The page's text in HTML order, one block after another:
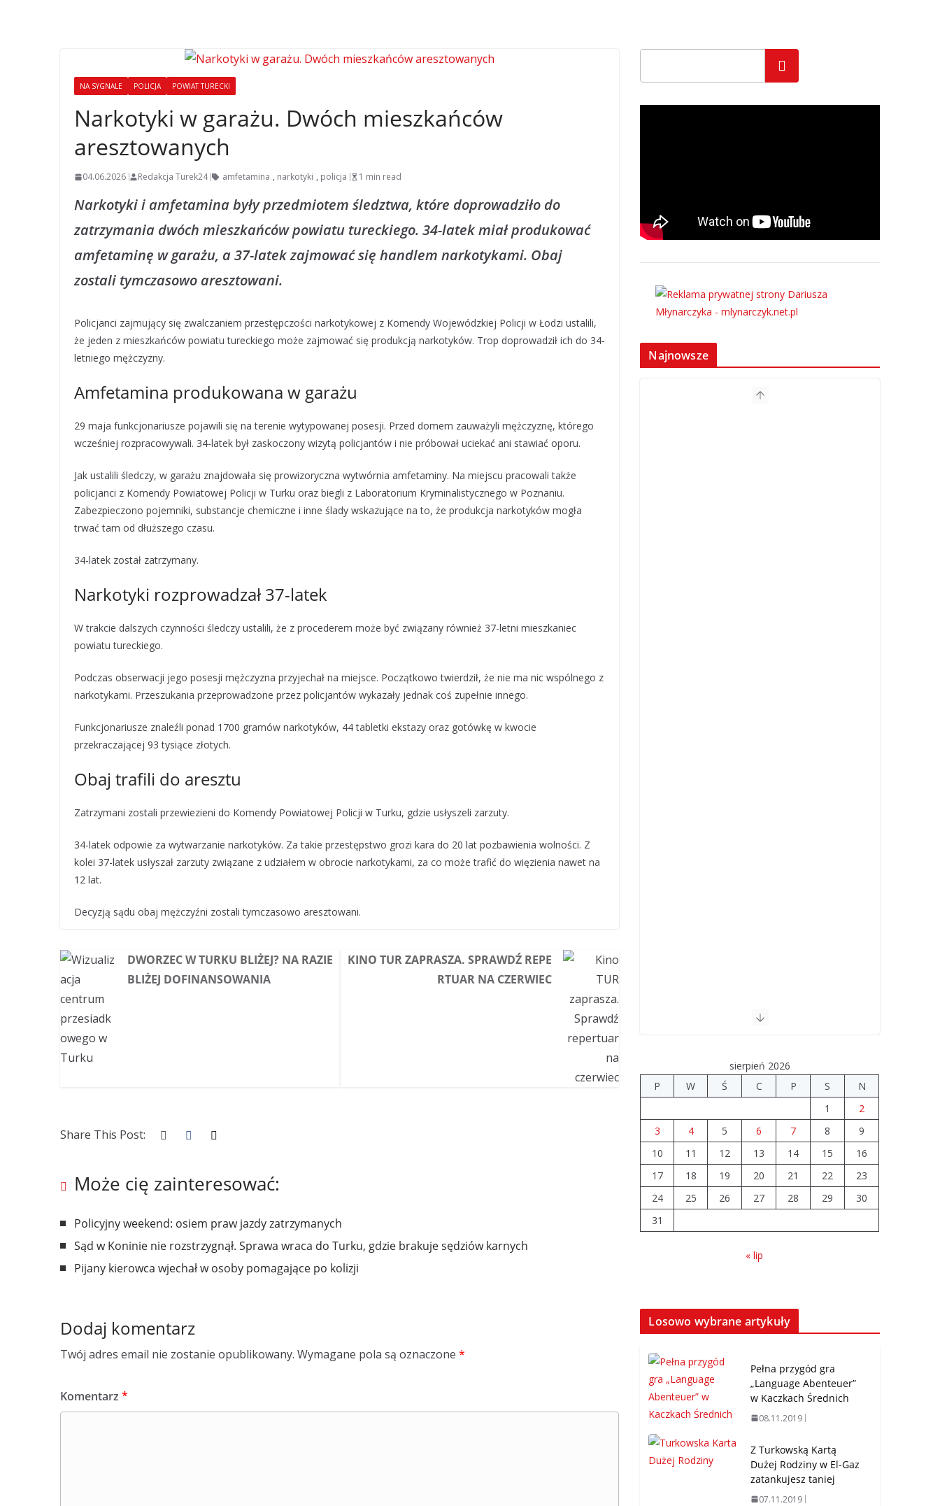
NA SYGNALE POLICJA POWIAT TURECKI
Narkotyki w garażu. Dwóch mieszkańców
aresztowanych
04.06.2026 Redakcja Turek24 amfetamina , narkotyki , policja 1 min read
Narkotyki i amfetamina były przedmiotem śledztwa, które doprowadziło do
zatrzymania dwóch mieszkańców powiatu tureckiego. 34-latek miał produkować
amfetaminę w garażu, a 37-latek zajmować się handlem narkotykami. Obaj
zostali tymczasowo aresztowani.
Policjanci zajmujący się zwalczaniem przestępczości narkotykowej z Komendy Wojewódzkiej Policji w Łodzi ustalili,
że jeden z mieszkańców powiatu tureckiego może zajmować się produkcją narkotyków. Trop doprowadził ich do 34-
letniego mężczyzny.
Amfetamina produkowana w garażu
29 maja funkcjonariusze pojawili się na terenie wytypowanej posesji. Przed domem zauważyli mężczyznę, którego
wcześniej rozpracowywali. 34-latek był zaskoczony wizytą policjantów i nie próbował uciekać ani stawiać oporu.
Jak ustalili śledczy, w garażu znajdowała się prowizoryczna wytwórnia amfetaminy. Na miejscu pracowali także
policjanci z Komendy Powiatowej Policji w Turku oraz biegli z Laboratorium Kryminalistycznego w Poznaniu.
Zabezpieczono pojemniki, substancje chemiczne i inne ślady wskazujące na to, że produkcja narkotyków mogła
trwać tam od dłuższego czasu.
34-latek został zatrzymany.
Narkotyki rozprowadzał 37-latek
W trakcie dalszych czynności śledczy ustalili, że z procederem może być związany również 37-letni mieszkaniec
powiatu tureckiego.
Podczas obserwacji jego posesji mężczyzna przyjechał na miejsce. Początkowo twierdził, że nie ma nic wspólnego z
narkotykami. Przeszukania przeprowadzone przez policjantów wykazały jednak coś zupełnie innego.
Funkcjonariusze znaleźli ponad 1700 gramów narkotyków, 44 tabletki ekstazy oraz gotówkę w kwocie
przekraczającej 93 tysiące złotych.
Obaj trafili do aresztu
Zatrzymani zostali przewiezieni do Komendy Powiatowej Policji w Turku, gdzie usłyszeli zarzuty.
34-latek odpowie za wytwarzanie narkotyków. Za takie przestępstwo grozi kara do 20 lat pozbawienia wolności. Z
kolei 37-latek usłyszał zarzuty związane z udziałem w obrocie narkotykami, za co może trafić do więzienia nawet na
12 lat.
Decyzją sądu obaj mężczyźni zostali tymczasowo aresztowani.
DWORZEC W TURKU BLIŻEJ? NA RAZIE
BLIŻEJ DOFINANSOWANIA
KINO TUR ZAPRASZA. SPRAWDŹ REPE
RTUAR NA CZERWIEC
Share This Post:
Może cię zainteresować:
Policyjny weekend: osiem praw jazdy zatrzymanych
Sąd w Koninie nie rozstrzygnął. Sprawa wraca do Turku, gdzie brakuje sędziów karnych
Pijany kierowca wjechał w osoby pomagające po kolizji
Dodaj komentarz
Twój adres email nie zostanie opublikowany. Wymagane pola są oznaczone *
Komentarz *
Szukaj
Najnowsze
sierpień 2026
P
W Ś C P S
N
1
2
3
4 5 6 7 8
9
10
11 12 13 14 15
16
17
18 19 20 21 22
23
24
25 26 27 28 29
30
31
« lip
Losowo wybrane artykuły
Pełna przygód gra
„Language Abenteuer”
w Kaczkach Średnich
08.11.2019
Z Turkowską Kartą
Dużej Rodziny w El-Gaz
zatankujesz taniej
07.11.2019